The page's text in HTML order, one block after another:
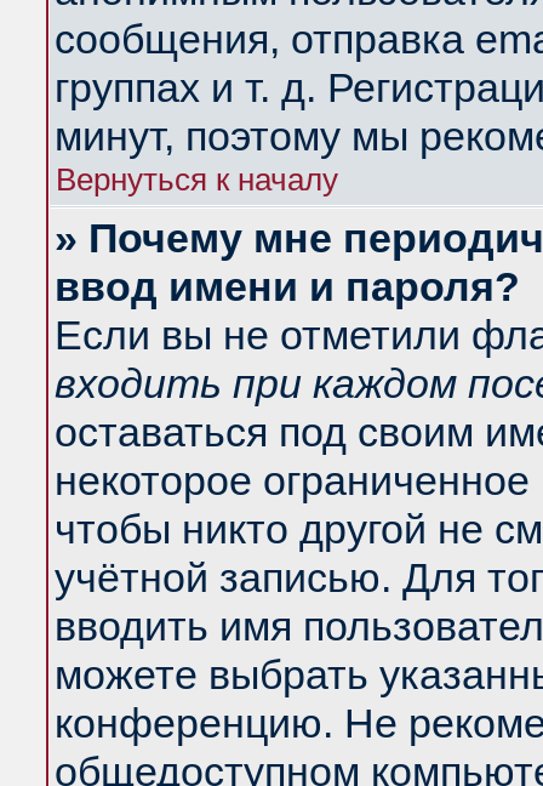
сообщения, отправка
группах и т. д.
минут, поэтому мы
Вернуться к началу
» Почему мне
ввод имени и пароля?
Если вы не отметили
входить при каждом
оставаться под своим
некоторое
чтобы никто другой не
учётной записью. Для
вводить имя
можете выбрать
конференцию. Не
общедоступном